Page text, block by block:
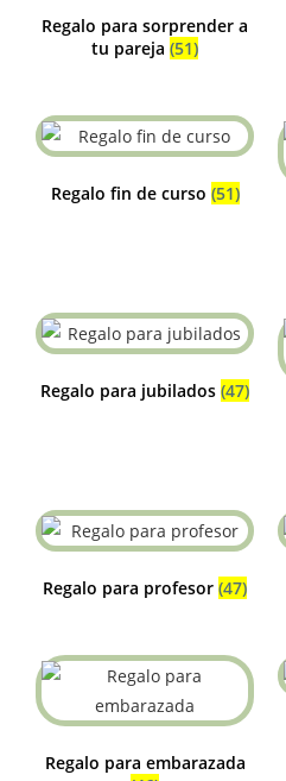
Regalo para sorprender a
tu pareja (51)
Regalo fin de curso (51)
Regalo para jubilados (47)
Regalo para profesor (47)
Regalo para embarazada